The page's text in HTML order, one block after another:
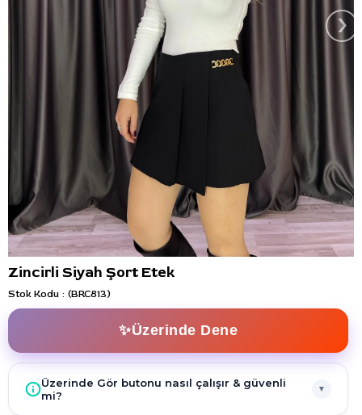
›
Zincirli Siyah Şort Etek
Stok Kodu (BRC813)
✨Üzerinde Dene
Üzerinde Gör butonu nasıl çalışır & güvenli
mi?
▼